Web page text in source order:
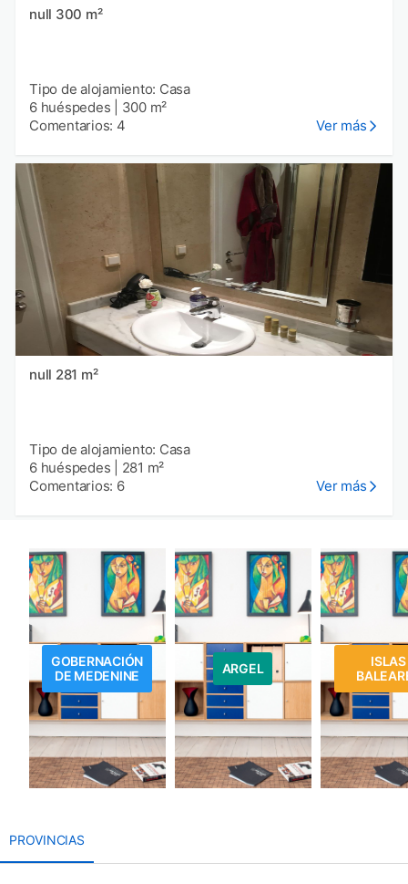
null 300 m²
Tipo de alojamiento: Casa
6 huéspedes
300 m²
Comentarios: 4
Ver más
null 281 m²
Tipo de alojamiento: Casa
6 huéspedes
281 m²
Comentarios: 6
Ver más
GOBERNACIÓN
DE MEDENINE
ARGEL
ISLAS
PROVINCIAS